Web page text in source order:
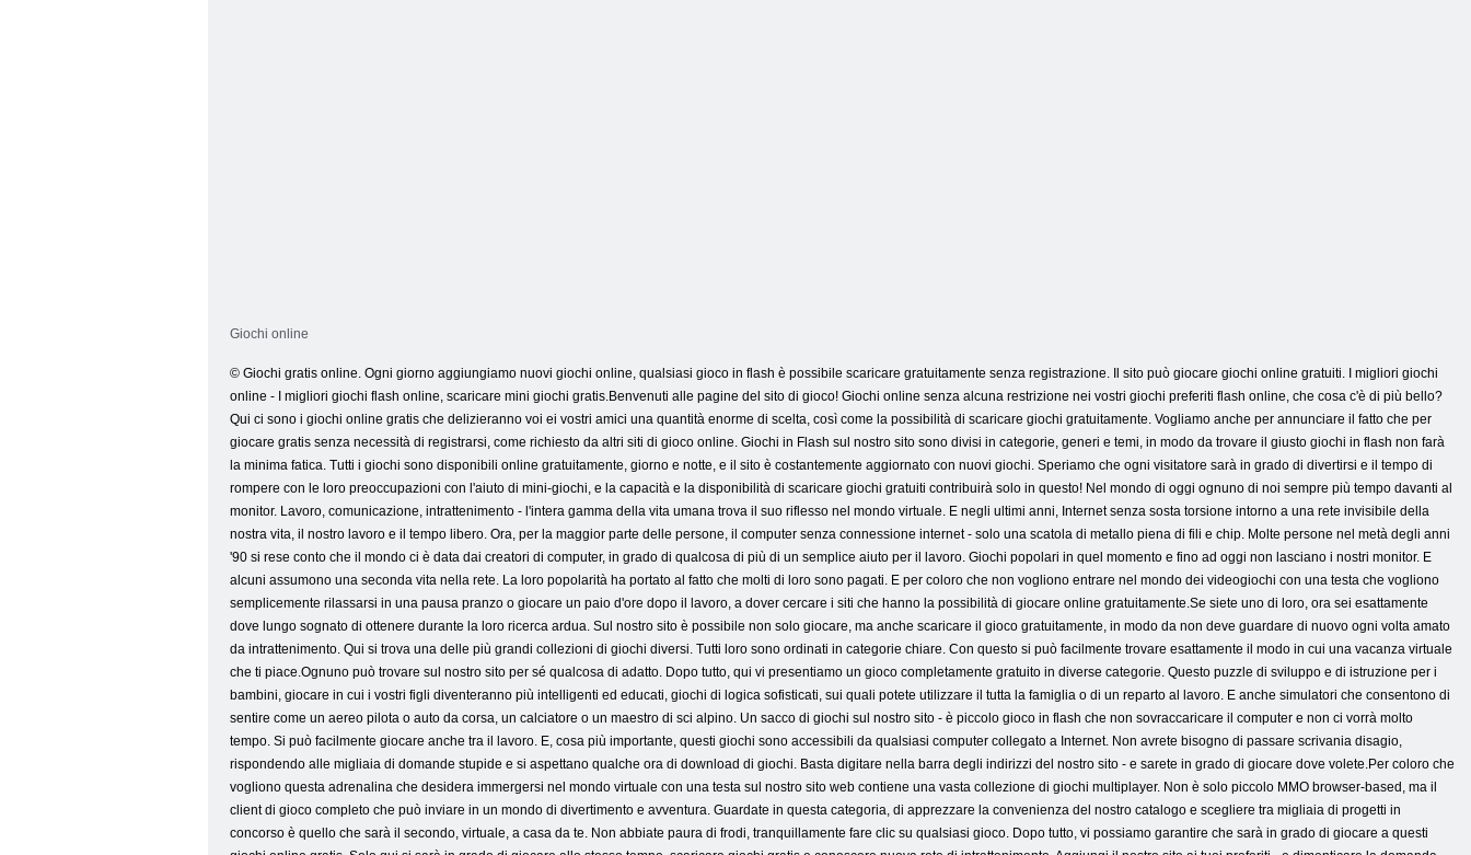
Giochi online
© Giochi gratis online. Ogni giorno aggiungiamo nuovi giochi online, qualsiasi gioco in flash è possibile scaricare gratuitamente senza registrazione. Il sito può giocare giochi online gratuiti. I migliori giochi
online - I migliori giochi flash online, scaricare mini giochi gratis.Benvenuti alle pagine del sito di gioco! Giochi online senza alcuna restrizione nei vostri giochi preferiti flash online, che cosa c'è di più bello?
Qui ci sono i giochi online gratis che delizieranno voi ei vostri amici una quantità enorme di scelta, così come la possibilità di scaricare giochi gratuitamente. Vogliamo anche per annunciare il fatto che per
giocare gratis senza necessità di registrarsi, come richiesto da altri siti di gioco online. Giochi in Flash sul nostro sito sono divisi in categorie, generi e temi, in modo da trovare il giusto giochi in flash non farà
la minima fatica. Tutti i giochi sono disponibili online gratuitamente, giorno e notte, e il sito è costantemente aggiornato con nuovi giochi. Speriamo che ogni visitatore sarà in grado di divertirsi e il tempo di
rompere con le loro preoccupazioni con l'aiuto di mini-giochi, e la capacità e la disponibilità di scaricare giochi gratuiti contribuirà solo in questo! Nel mondo di oggi ognuno di noi sempre più tempo davanti al
monitor. Lavoro, comunicazione, intrattenimento - l'intera gamma della vita umana trova il suo riflesso nel mondo virtuale. E negli ultimi anni, Internet senza sosta torsione intorno a una rete invisibile della
nostra vita, il nostro lavoro e il tempo libero. Ora, per la maggior parte delle persone, il computer senza connessione internet - solo una scatola di metallo piena di fili e chip. Molte persone nel metà degli anni
'90 si rese conto che il mondo ci è data dai creatori di computer, in grado di qualcosa di più di un semplice aiuto per il lavoro. Giochi popolari in quel momento e fino ad oggi non lasciano i nostri monitor. E
alcuni assumono una seconda vita nella rete. La loro popolarità ha portato al fatto che molti di loro sono pagati. E per coloro che non vogliono entrare nel mondo dei videogiochi con una testa che vogliono
semplicemente rilassarsi in una pausa pranzo o giocare un paio d'ore dopo il lavoro, a dover cercare i siti che hanno la possibilità di giocare online gratuitamente.Se siete uno di loro, ora sei esattamente
dove lungo sognato di ottenere durante la loro ricerca ardua. Sul nostro sito è possibile non solo giocare, ma anche scaricare il gioco gratuitamente, in modo da non deve guardare di nuovo ogni volta amato
da intrattenimento. Qui si trova una delle più grandi collezioni di giochi diversi. Tutti loro sono ordinati in categorie chiare. Con questo si può facilmente trovare esattamente il modo in cui una vacanza virtuale
che ti piace.Ognuno può trovare sul nostro sito per sé qualcosa di adatto. Dopo tutto, qui vi presentiamo un gioco completamente gratuito in diverse categorie. Questo puzzle di sviluppo e di istruzione per i
bambini, giocare in cui i vostri figli diventeranno più intelligenti ed educati, giochi di logica sofisticati, sui quali potete utilizzare il tutta la famiglia o di un reparto al lavoro. E anche simulatori che consentono di
sentire come un aereo pilota o auto da corsa, un calciatore o un maestro di sci alpino. Un sacco di giochi sul nostro sito - è piccolo gioco in flash che non sovraccaricare il computer e non ci vorrà molto
tempo. Si può facilmente giocare anche tra il lavoro. E, cosa più importante, questi giochi sono accessibili da qualsiasi computer collegato a Internet. Non avrete bisogno di passare scrivania disagio,
rispondendo alle migliaia di domande stupide e si aspettano qualche ora di download di giochi. Basta digitare nella barra degli indirizzi del nostro sito - e sarete in grado di giocare dove volete.Per coloro che
vogliono questa adrenalina che desidera immergersi nel mondo virtuale con una testa sul nostro sito web contiene una vasta collezione di giochi multiplayer. Non è solo piccolo MMO browser-based, ma il
client di gioco completo che può inviare in un mondo di divertimento e avventura. Guardate in questa categoria, di apprezzare la convenienza del nostro catalogo e scegliere tra migliaia di progetti in
concorso è quello che sarà il secondo, virtuale, a casa da te. Non abbiate paura di frodi, tranquillamente fare clic su qualsiasi gioco. Dopo tutto, vi possiamo garantire che sarà in grado di giocare a questi